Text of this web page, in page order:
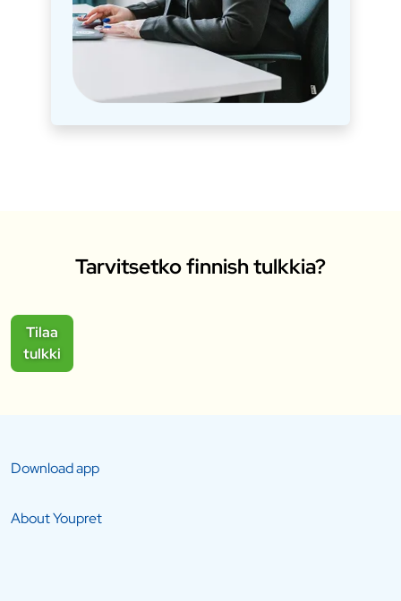
Tarvitsetko finnish tulkkia?
Tilaa
tulkki
Download app
About Youpret